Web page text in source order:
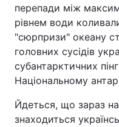
перепади між
рівнем води
"сюрпризи" океану
головних сусідів
субантарктичних
Національному
Йдеться, що зараз на
знаходиться